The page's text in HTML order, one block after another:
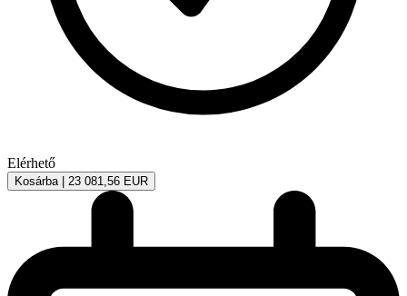
Elérhető
Kosárba | 23 081,56 EUR